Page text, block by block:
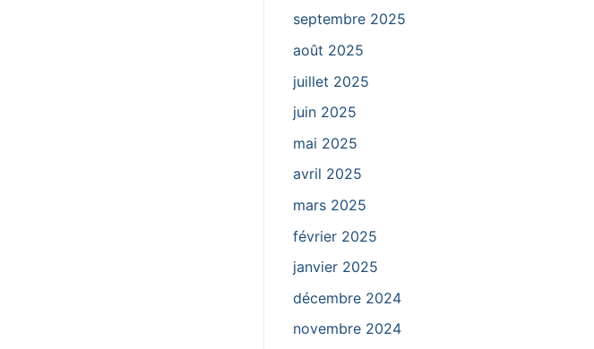
septembre 2025
août 2025
juillet 2025
juin 2025
mai 2025
avril 2025
mars 2025
février 2025
janvier 2025
décembre 2024
novembre 2024